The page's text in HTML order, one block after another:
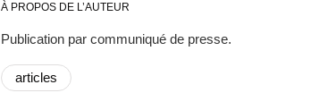
À PROPOS DE L’AUTEUR
Publication par communiqué de presse.
articles